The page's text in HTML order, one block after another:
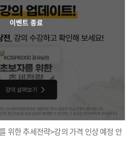
이벤트 종료
위한 추세전략>강의 가격 인상 예정 안